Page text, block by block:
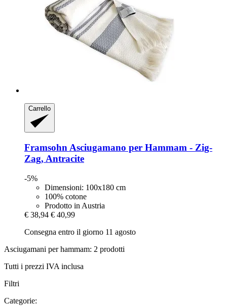
Carrello
Framsohn Asciugamano per Hammam -​ Zig-​
Zag, Antracite
-5%
Dimensioni: 100x180 cm
100% cotone
Prodotto in Austria
€ 38,94 € 40,99
Consegna entro il giorno 11 agosto
Asciugamani per hammam: 2 prodotti
Tutti i prezzi IVA inclusa
Filtri
Categorie: